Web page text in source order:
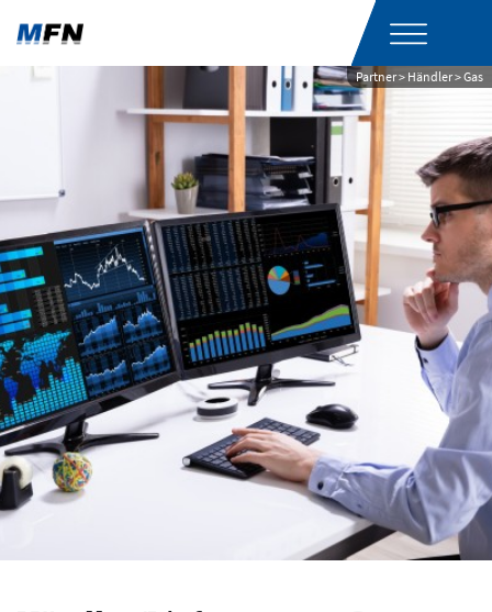
Partner > Händler > Gas